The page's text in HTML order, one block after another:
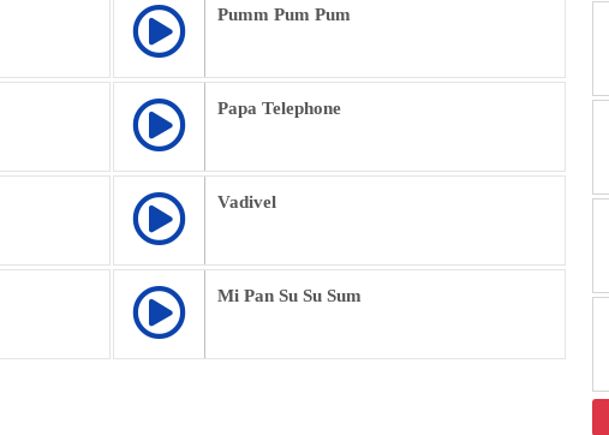
Pumm Pum Pum
Papa Telephone
Vadivel
Mi Pan Su Su Sum